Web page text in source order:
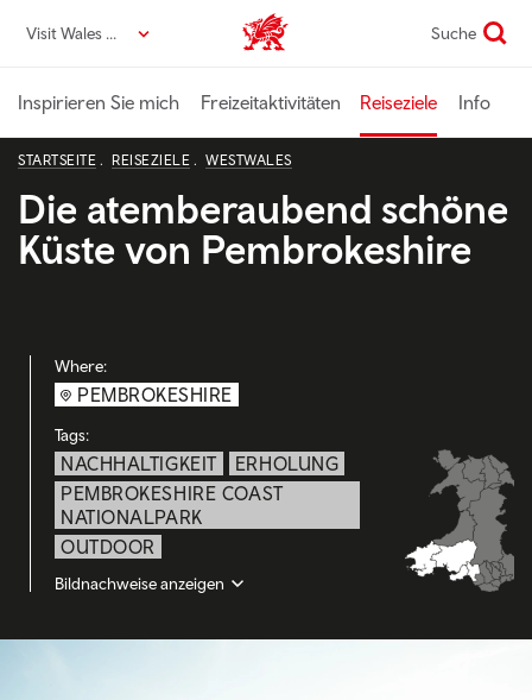
zumVisit Wales DE VisitWales home Suche
Inspirieren Sie mich Freizeitaktivitäten Reiseziele Info
STARTSEITE REISEZIELE WESTWALES
Die atemberaubend schöne
Küste von Pembrokeshire
Where:
PEMBROKESHIRE
Tags:
NACHHALTIGKEIT
ERHOLUNG
PEMBROKESHIRE COAST
NATIONALPARK
OUTDOOR
Bildnachweise anzeigen